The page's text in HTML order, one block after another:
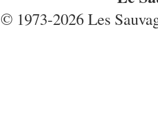
© 1973-2026 Les